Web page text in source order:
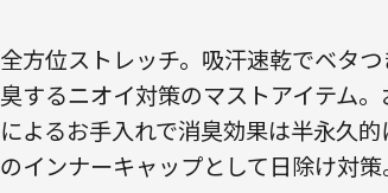
全方位ストレッチ。吸汗速乾でベタ
臭するニオイ対策のマストアイテム
によるお手入れで消臭効果は半永久
のインナーキャップとして日除け対策